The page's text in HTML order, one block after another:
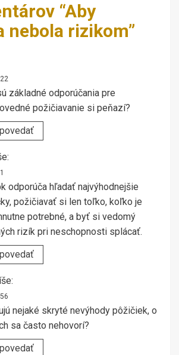
“Aby
nebola rizikom”
základné odporúčania pre
požičiavanie si peňazí?
odporúča hľadať najvýhodnejšie
požičiavať si len toľko, koľko je
potrebné, a byť si vedomý
rizík pri neschopnosti splácať.
nejaké skryté nevýhody pôžičiek, o
sa často nehovorí?